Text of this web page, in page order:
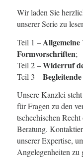
Wir laden Sie
unserer Serie zu
Teil 1 –Allgemeine
Formvorschriften;
Teil 2 –Widerruf
Teil 3 –
Unsere Kanzlei
für Fragen zu den
tschechischen
Beratung.
unserer Expertise,
Angelegenheiten zu